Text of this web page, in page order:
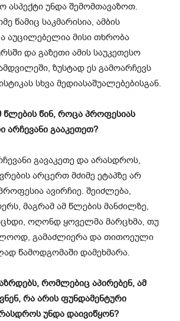
ასპექტი უნდა შემომთავაზოთ.
წამიც საკმარისია, ამბის
აუცილებელია მისი თხრობა
და გაზეთი ამის საუკეთესო
ზუსტად ეს გამოარჩევს
სხვა მედიასაშუალებებისგან.
წინ, როცა პროფესიას
არჩევანი გააკეთეთ?
გავაკეთე და არასდროს,
არცერთ მძიმე ეტაპზე არ
ავირჩიე. შეიძლება,
მაგრამ ამ წლების მანძილზე,
ოღონდ ყოველმა მარცხმა, თუ
გამაძლიერა და თითოეული
წამოდგომაში დამეხმარა.
რომლებიც აპირებენ, ამ
ნენ, რა არის ფუნდამენტური
უნდა დაივიწყონ?